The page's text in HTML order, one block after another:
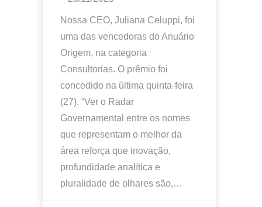
Nossa CEO, Juliana Celuppi, foi
uma das vencedoras do Anuário
Origem, na categoria
Consultorias. O prêmio foi
concedido na última quinta-feira
(27). “Ver o Radar
Governamental entre os nomes
que representam o melhor da
área reforça que inovação,
profundidade analítica e
pluralidade de olhares são,…